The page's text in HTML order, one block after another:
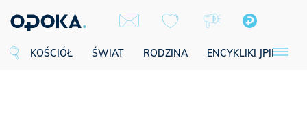
KOŚCIÓŁ ŚWIAT RODZINA ENCYKLIKI JPII